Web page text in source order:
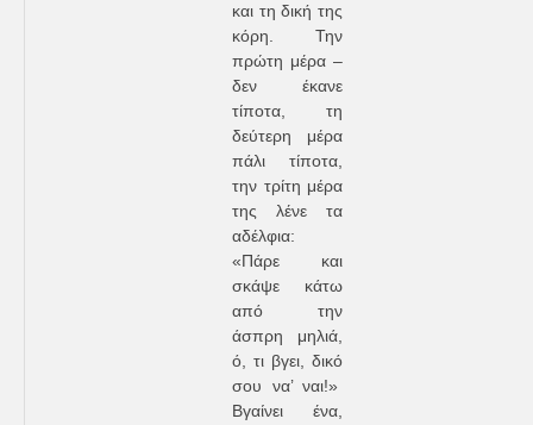
και τη δική της
κόρη. Την
πρώτη μέρα –
δεν έκανε
τίποτα, τη
δεύτερη μέρα
πάλι τίποτα,
την τρίτη μέρα
της λένε τα
αδέλφια:
«Πάρε και
σκάψε κάτω
από την
άσπρη μηλιά,
ό, τι βγει, δικό
σου να’ ναι!»
Βγαίνει ένα,